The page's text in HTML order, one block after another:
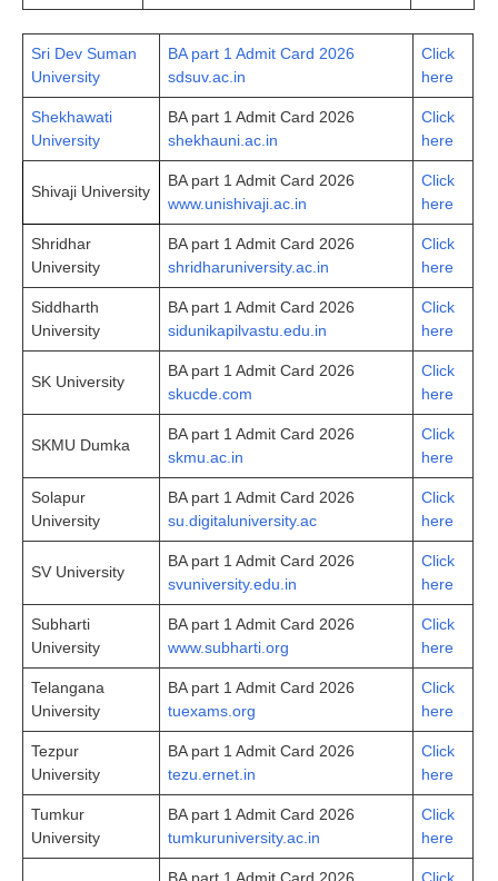
Sri Dev Suman
University
BA part 1 Admit Card 2026
sdsuv.ac.in
Click
here
Shekhawati
University
BA part 1 Admit Card 2026
shekhauni.ac.in
Click
here
Shivaji University
BA part 1 Admit Card 2026
www.unishivaji.ac.in
Click
here
Shridhar
University
BA part 1 Admit Card 2026
shridharuniversity.ac.in
Click
here
Siddharth
University
BA part 1 Admit Card 2026
sidunikapilvastu.edu.in
Click
here
SK University
BA part 1 Admit Card 2026
skucde.com
Click
here
SKMU Dumka
BA part 1 Admit Card 2026
skmu.ac.in
Click
here
Solapur
University
BA part 1 Admit Card 2026
su.digitaluniversity.ac
Click
here
SV University
BA part 1 Admit Card 2026
svuniversity.edu.in
Click
here
Subharti
University
BA part 1 Admit Card 2026
www.subharti.org
Click
here
Telangana
University
BA part 1 Admit Card 2026
tuexams.org
Click
here
Tezpur
University
BA part 1 Admit Card 2026
tezu.ernet.in
Click
here
Tumkur
University
BA part 1 Admit Card 2026
tumkuruniversity.ac.in
Click
here